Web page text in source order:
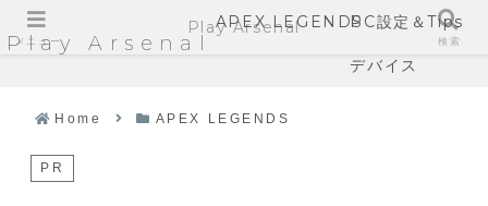
Play Arsenal
APEX LEGENDSPC設定＆Tips
デバイス
Home APEX LEGENDS
PR
メニュー
Play Arsenal
検索